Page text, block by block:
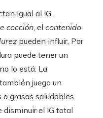
igual al IG.
cocción , el contenido
pueden influir. Por
puede tener un
lo está. La
juega un
grasas saludables
disminuir el IG total